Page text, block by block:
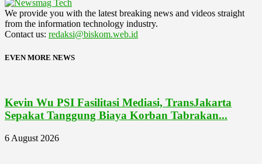
We provide you with the latest breaking news and videos straight
from the information technology industry.
Contact us: redaksi@biskom.web.id
EVEN MORE NEWS
Kevin Wu PSI Fasilitasi Mediasi, TransJakarta
Sepakat Tanggung Biaya Korban Tabrakan...
6 August 2026